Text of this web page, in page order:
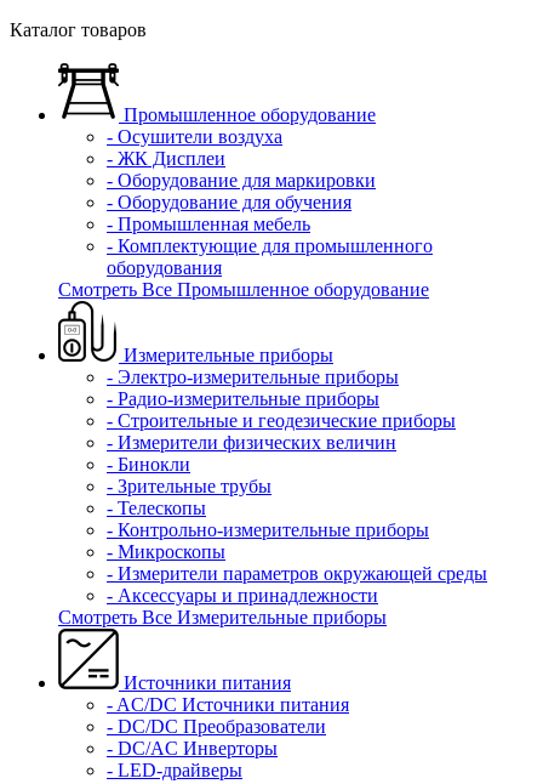
Каталог товаров
Промышленное оборудование
- Осушители воздуха
- ЖК Дисплеи
- Оборудование для маркировки
- Оборудование для обучения
- Промышленная мебель
- Комплектующие для промышленного
оборудования
Смотреть Все Промышленное оборудование
Измерительные приборы
- Электро-измерительные приборы
- Радио-измерительные приборы
- Строительные и геодезические приборы
- Измерители физических величин
- Бинокли
- Зрительные трубы
- Телескопы
- Контрольно-измерительные приборы
- Микроскопы
- Измерители параметров окружающей среды
- Аксессуары и принадлежности
Смотреть Все Измерительные приборы
Источники питания
- AC/DC Источники питания
- DC/DC Преобразователи
- DC/AC Инверторы
- LED-драйверы